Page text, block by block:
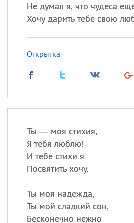
Не думал я, что чудеса
Хочу дарить тебе свою
Открытка
Ты — моя стихия,
Я тебя люблю!
И тебе стихи я
Посвятить хочу.
Ты моя надежда,
Ты мой сладкий сон,
Бесконечно нежно